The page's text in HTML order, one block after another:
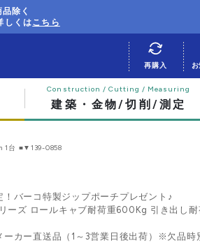
除く
しくはこちら
建築・金物/切削/測定
再購入
1台 ■▼139-0858
！バーコ特製ジップポーチプレゼント♪
ーズ ロールキャブ耐荷重600Kg 引き出し
ーカー直送品（1～3営業日後出荷）※欠品時